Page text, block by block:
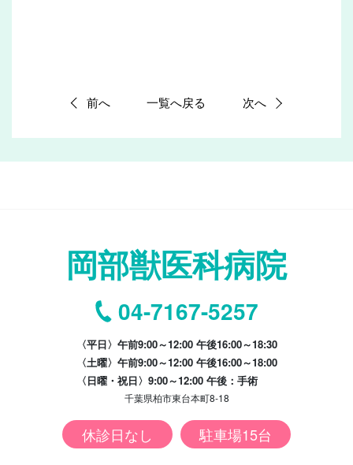
前へ 一覧へ戻る 次へ
岡部獣医科病院
04-7167-5257
〈平日〉午前9:00～12:00 午後16:00～18:30
〈土曜〉午前9:00～12:00 午後16:00～18:00
〈日曜・祝日〉9:00～12:00 午後：手術
千葉県柏市東台本町8-18
休診日なし 駐車場15台